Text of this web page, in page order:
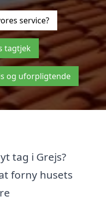
service?
tagtjek
og uforpligtende
tag i Grejs?
forny husets